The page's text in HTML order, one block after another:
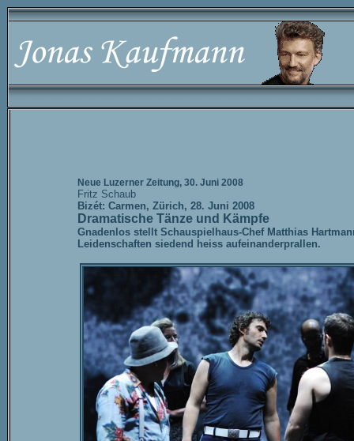
Neue Luzerner Zeitung, 30. Juni 2008
Fritz Schaub
Bizét: Carmen, Zürich, 28. Juni 2008
Dramatische Tänze und Kämpfe
Gnadenlos stellt Schauspielhaus-Chef Matthias
Leidenschaften siedend heiss aufeinanderprallen.